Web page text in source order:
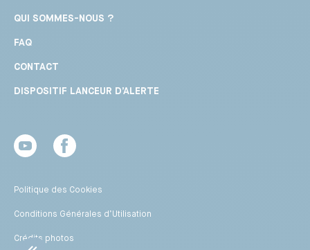
QUI SOMMES-NOUS ?
FAQ
CONTACT
DISPOSITIF LANCEUR D’ALERTE
YoutubeFacebook
Politique des Cookies
Conditions Générales d’Utilisation
Crédits photos